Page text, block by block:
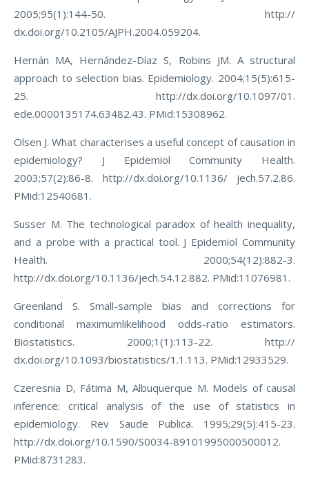
2005;95(1):144-50. http://
dx.doi.org/10.2105/AJPH.2004.059204.
Hernán MA, Hernández-Díaz S, Robins JM. A structural
approach to selection bias. Epidemiology. 2004;15(5):615-
25. http://dx.doi.org/10.1097/01.
ede.0000135174.63482.43. PMid:15308962.
Olsen J. What characterises a useful concept of causation in
epidemiology? J Epidemiol Community Health.
2003;57(2):86-8. http://dx.doi.org/10.1136/ jech.57.2.86.
PMid:12540681.
Susser M. The technological paradox of health inequality,
and a probe with a practical tool. J Epidemiol Community
Health. 2000;54(12):882-3.
http://dx.doi.org/10.1136/jech.54.12.882. PMid:11076981.
Greenland S. Small-sample bias and corrections for
conditional maximumlikelihood odds-ratio estimators.
Biostatistics. 2000;1(1):113-22. http://
dx.doi.org/10.1093/biostatistics/1.1.113. PMid:12933529.
Czeresnia D, Fátima M, Albuquerque M. Models of causal
inference: critical analysis of the use of statistics in
epidemiology. Rev Saude Publica. 1995;29(5):415-23.
http://dx.doi.org/10.1590/S0034-89101995000500012.
PMid:8731283.